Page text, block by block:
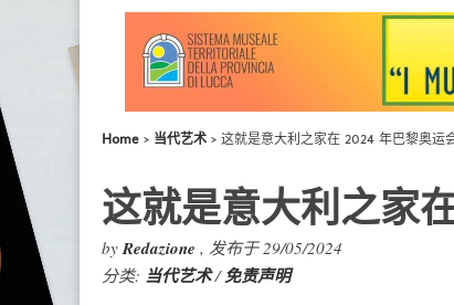
Home 当代艺术 这就是意大利之家在 2024 年巴黎奥运
这就是意大利之家
byRedazione , 发布于 29/05/2024
分类: 当代艺术/免责声明